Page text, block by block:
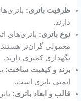
ظرفیت باتری:
دارند.
نوع باتری:
معمولی گران‌تر
نگهداری کمتری دارند.
برند و کیفیت ساخت:
ایمنی باتری است.
قالب و ابعاد باتری: